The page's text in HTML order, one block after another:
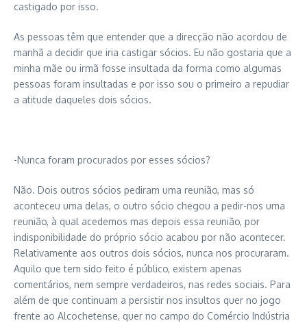
castigado por isso.
As pessoas têm que entender que a direcção não acordou de
manhã a decidir que iria castigar sócios. Eu não gostaria que a
minha mãe ou irmã fosse insultada da forma como algumas
pessoas foram insultadas e por isso sou o primeiro a repudiar
a atitude daqueles dois sócios.
-Nunca foram procurados por esses sócios?
Não. Dois outros sócios pediram uma reunião, mas só
aconteceu uma delas, o outro sócio chegou a pedir-nos uma
reunião, à qual acedemos mas depois essa reunião, por
indisponibilidade do próprio sócio acabou por não acontecer.
Relativamente aos outros dois sócios, nunca nos procuraram.
Aquilo que tem sido feito é público, existem apenas
comentários, nem sempre verdadeiros, nas redes sociais. Para
além de que continuam a persistir nos insultos quer no jogo
frente ao Alcochetense, quer no campo do Comércio Indústria